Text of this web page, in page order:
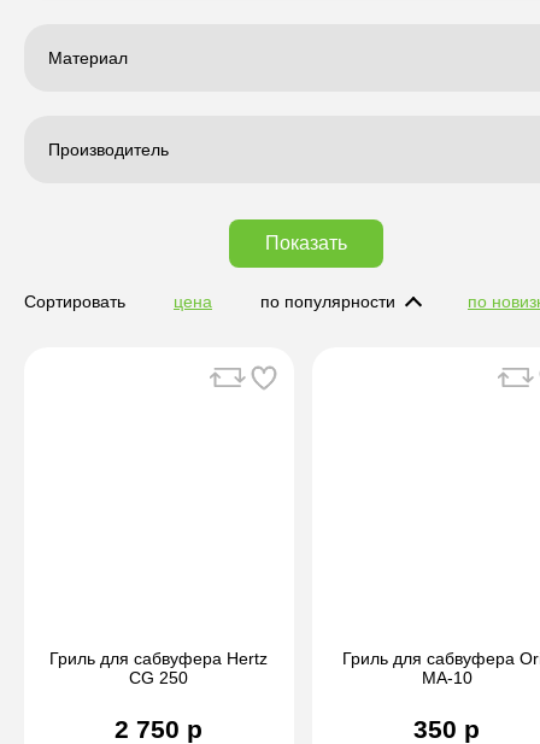
Материал
Производитель
Показать
Сортировать цена по популярности по
Гриль для сабвуфера Hertz
CG 250
2 750 р
Гриль для сабвуфера
MA-10
350 р